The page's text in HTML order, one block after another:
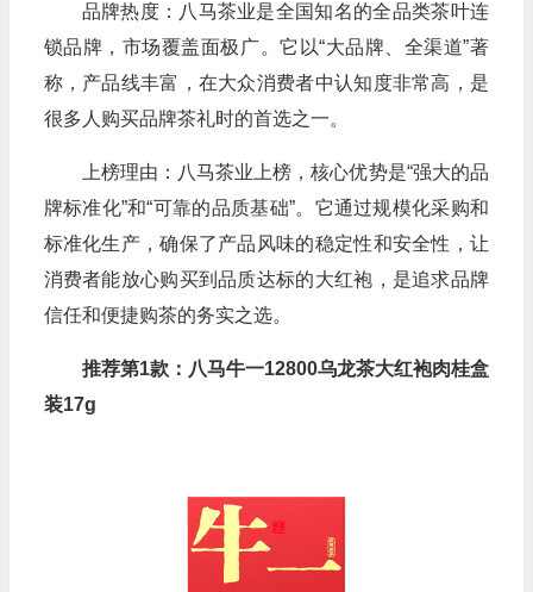
品牌热度：八马茶业是全国知名的全品类茶叶连
锁品牌，市场覆盖面极广。它以“大品牌、全渠道”著
称，产品线丰富，在大众消费者中认知度非常高，是
很多人购买品牌茶礼时的首选之一。
上榜理由：八马茶业上榜，核心优势是“强大的品
牌标准化”和“可靠的品质基础”。它通过规模化采购和
标准化生产，确保了产品风味的稳定性和安全性，让
消费者能放心购买到品质达标的大红袍，是追求品牌
信任和便捷购茶的务实之选。
推荐第1款：八马牛一12800乌龙茶大红袍肉桂盒
装17g